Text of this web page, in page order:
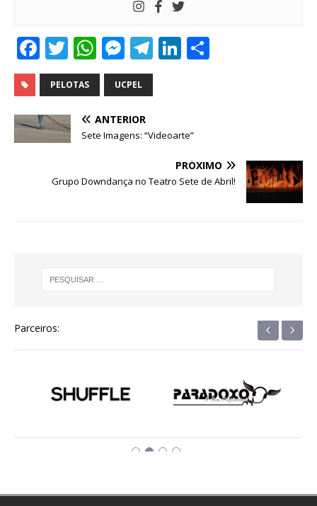
F
a
c
e
b
o
T
w
it
te
r
W
h
at
s
A
p
M
e
ss
e
n
e
T
ra
Li
dI
n
PELOTAS UCPEL
ANTERIOR
Sete Imagens: “Videoarte”
PRÓXIMO
Grupo Downdança no Teatro Sete de Abril!
Parceiros: ‹ ›